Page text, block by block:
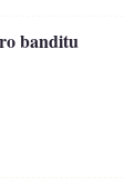
banditu